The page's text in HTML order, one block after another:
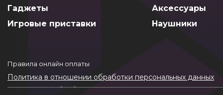
Гаджеты
Аксессуары
Игровые приставки
Наушники
Правила онлайн оплаты
Политика в отношении обработки персональных данных
Согласие на обработку ПДн